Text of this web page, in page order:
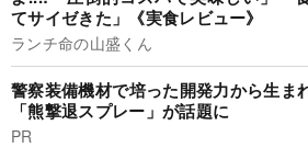
てサイゼきた」《実食レビュー》
ランチ命の山盛くん
警察装備機材で培った開発力から生ま
「熊撃退スプレー」が話題に
PR